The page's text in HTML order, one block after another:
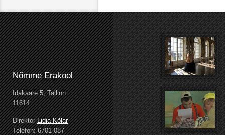
Nõmme Erakool
Idakaare 5, Tallinn
11614
DirektorLidia Kõlar
Telefon: 6701 087